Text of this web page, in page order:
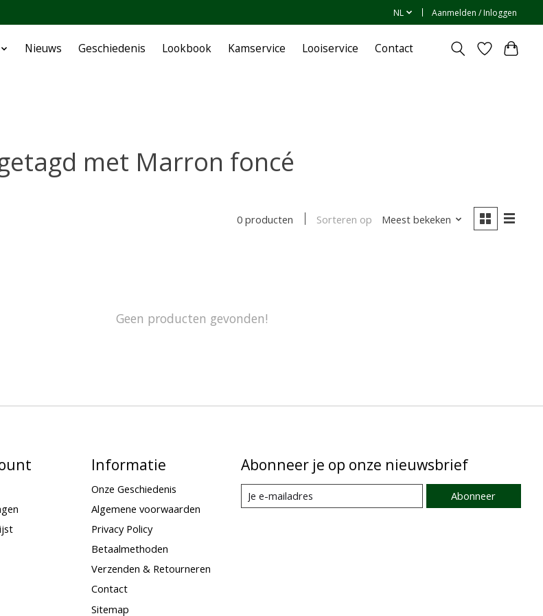
NL Aanmelden / Inloggen
Nieuws Geschiedenis Lookbook Kamservice Looiservice Contact
met Marron foncé
0 producten Sorteren op Meest bekeken
Geen producten gevonden!
Informatie
Onze Geschiedenis
Algemene voorwaarden
Privacy Policy
Betaalmethoden
Verzenden & Retourneren
Contact
Sitemap
Abonneer je op onze nieuwsbrief
Abonneer